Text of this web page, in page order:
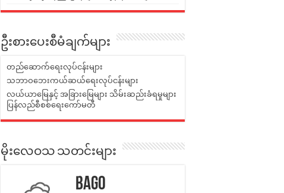
ဦးစားပေးစီမံချက်များ
တည်ဆောက်ရေးလုပ်ငန်းများ
သဘာဝဘေးကယ်ဆယ်ရေးလုပ်ငန်းများ
လယ်ယာမြေနှင့် အခြားမြေများ သိမ်းဆည်းခံရမှုများ
ပြန်လည်စီစစ်ရေးကော်မတီ
မိုးလေဝသ သတင်းများ
Bago